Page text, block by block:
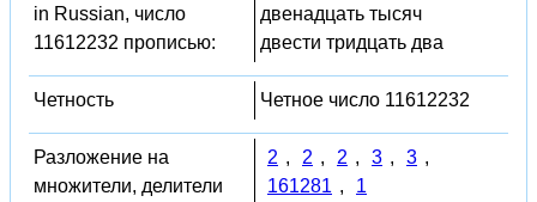
in Russian, число
11612232 прописью:
двенадцать тысяч
двести тридцать два
Четность Четное число 11612232
Разложение на
множители, делители
2 , 2 , 2 , 3 , 3 ,
161281 , 1